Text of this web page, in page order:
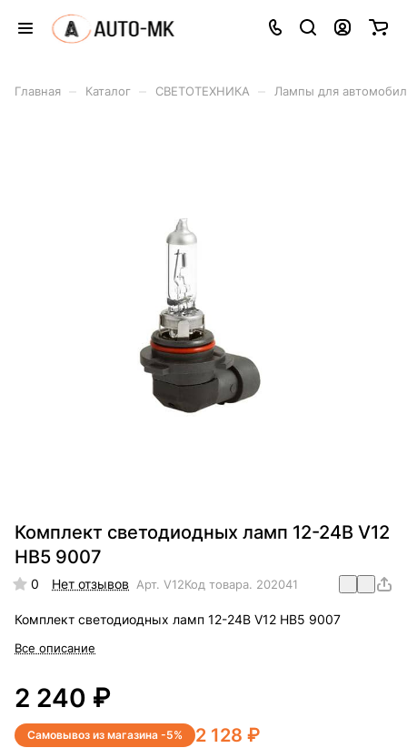
Главная Каталог СВЕТОТЕХНИКА Лампы для
Комплект светодиодных ламп 12-24В V12
HB5 9007
0 Нет отзывов Арт. V12Код товара. 202041
Комплект светодиодных ламп 12-24В V12 HB5 9007
Все описание
2 240 ₽
Самовывоз из магазина -5% 2 128 ₽